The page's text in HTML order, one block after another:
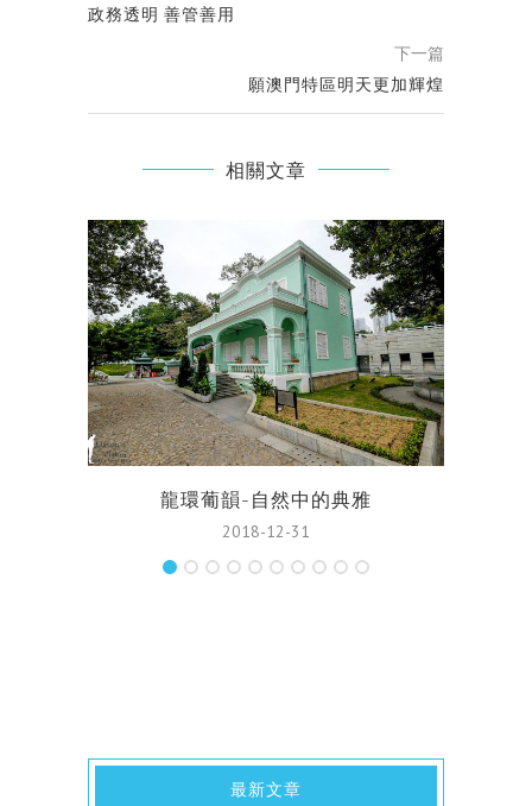
政務透明 善管善用
下一篇
願澳門特區明天更加輝煌
相關文章
龍環葡韻-自然中的典雅
2018-12-31
最新文章